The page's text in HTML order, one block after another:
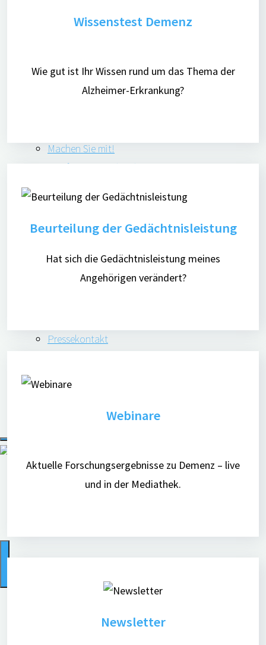
Rat und Unterstützung bei Demenz
Pflegende Angehörige
Ehrenamtliche
Machen Sie mit!
Häufige Fragen (FAQ)
Interner Bereich
Ansprechpartner
Pressemitteilungen
Über digiDEM Bayern
Pressekontakt
Wissenstest Demenz
Wie gut ist Ihr Wissen rund um das Thema der
Alzheimer-Erkrankung?
Beurteilung der Gedächtnisleistung
Hat sich die Gedächtnisleistung meines
Angehörigen verändert?
Webinare
Aktuelle Forschungsergebnisse zu Demenz – live
und in der Mediathek.
Newsletter